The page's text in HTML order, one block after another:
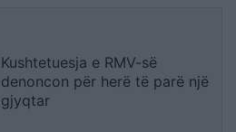
Kushtetuesja e RMV-së
denoncon për herë të parë një
gjyqtar